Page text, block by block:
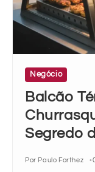
Negócio
Balcão
Segredo
Por Paulo Forthez